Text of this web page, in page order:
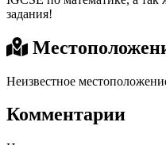
задания!
Неизвестное
Комментарии